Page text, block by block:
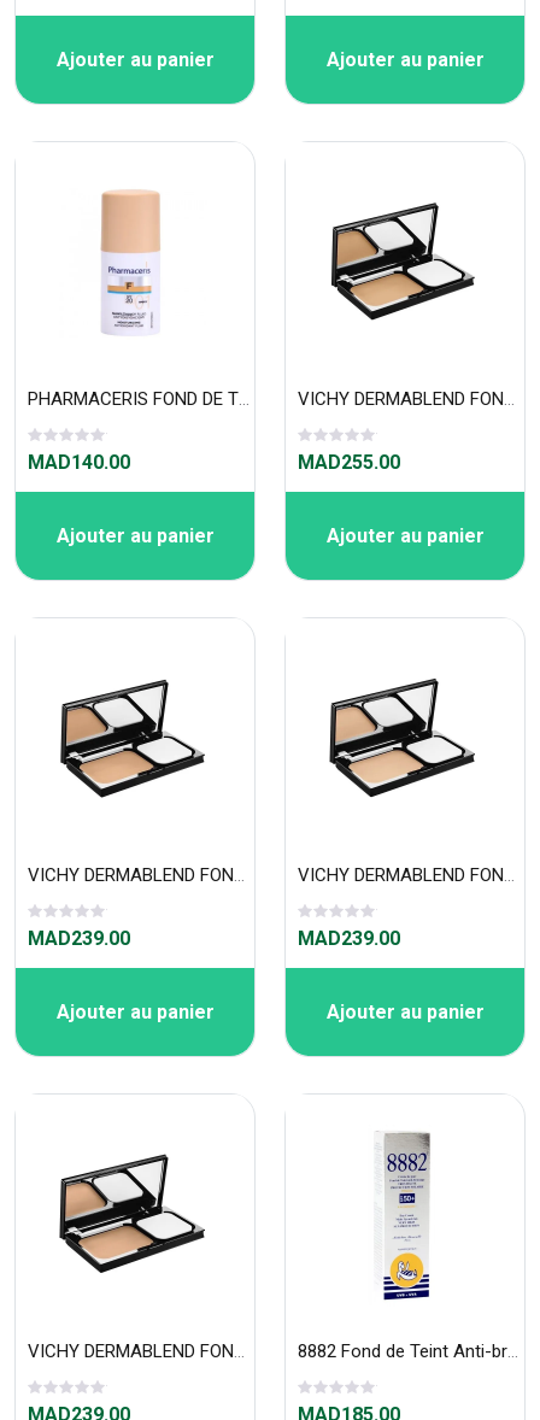
Ajouter au panier Ajouter au panier
PHARMACERIS FOND DE TEINT FLUIDE HYDRATANT SPF20 01 ivoire 30ML
MAD140.00
Ajouter au panier
VICHY DERMABLEND FOND DE TEINT COMPACT CRÈME CORRECTEUR 12 H SAND 35
MAD255.00
Ajouter au panier
VICHY DERMABLEND FOND DE TEINT COMPACT CRÈME CORRECTEUR 12 H NUDE 25
MAD239.00
Ajouter au panier
VICHY DERMABLEND FOND DE TEINT COMPACT CRÈME CORRECTEUR 12 H OPAL 15
MAD239.00
Ajouter au panier
VICHY DERMABLEND FOND DE TEINT COMPACT CRÈME CORRECTEUR 12 H GOLD 45
MAD239.00
8882 Fond de Teint Anti-bronzage Très Haute Protection SPF 50+ Opale
MAD185.00